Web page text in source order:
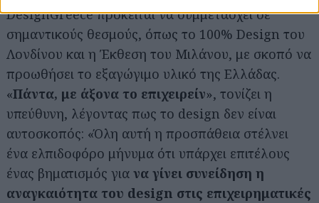
DesignGreece πρόκειται να συμμετάσχει σε
σημαντικούς θεσμούς, όπως το 100% Design του
Λονδίνου και η Έκθεση του Μιλάνου, με σκοπό να
προωθήσει το εξαγώγιμο υλικό της Ελλάδας.
«Πάντα, με άξονα το επιχειρείν», τονίζει η
υπεύθυνη, λέγοντας πως το design δεν είναι
αυτοσκοπός: «Όλη αυτή η προσπάθεια στέλνει
ένα ελπιδοφόρο μήνυμα ότι υπάρχει επιτέλους
ένας βηματισμός για να γίνει συνείδηση η
αναγκαιότητα του design στις επιχειρηματικές